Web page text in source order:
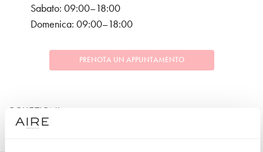
Sabato: 09:00–18:00
Domenica: 09:00–18:00
PRENOTA UN APPUNTAMENTO
COLLEZIONI